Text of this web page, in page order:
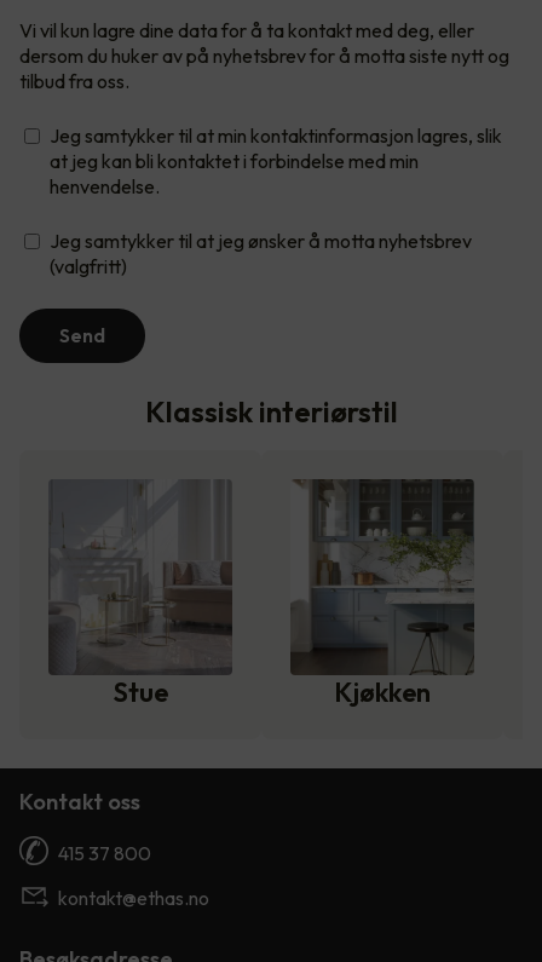
Vi vil kun lagre dine data for å ta kontakt med deg, eller
dersom du huker av på nyhetsbrev for å motta siste nytt og
tilbud fra oss.
Jeg samtykker til at min kontaktinformasjon lagres, slik
at jeg kan bli kontaktet i forbindelse med min
henvendelse.
Jeg samtykker til at jeg ønsker å motta nyhetsbrev
(valgfritt)
Send
Klassisk interiørstil
Stue Kjøkken
Kontakt oss
415 37 800
kontakt@ethas.no